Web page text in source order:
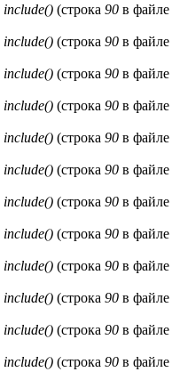
include() (строка 90 в файле
include() (строка 90 в файле
include() (строка 90 в файле
include() (строка 90 в файле
include() (строка 90 в файле
include() (строка 90 в файле
include() (строка 90 в файле
include() (строка 90 в файле
include() (строка 90 в файле
include() (строка 90 в файле
include() (строка 90 в файле
include() (строка 90 в файле